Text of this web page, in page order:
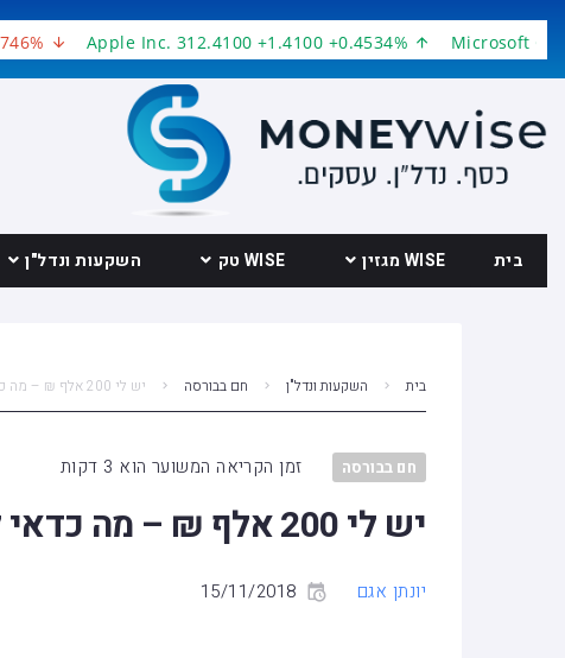
Apple Inc. 312.4100 +1.4100 +0.4534% Microsoft
בית WISE מגזין WISE טק השקעות ונדל"ן
בית השקעות ונדל"ן חם בבורסה יש לי 200 אלף ₪ – מה כדאי לי לעשות איתם?
חם בבורסה זמן הקריאה המשוער הוא 3 דקות
יש לי 200 אלף ₪ – מה כדאי לי לעשות איתם?
יונתן אגם 15/11/2018